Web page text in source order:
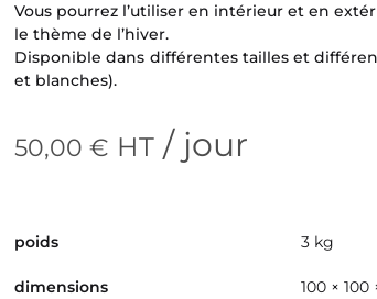
Vous pourrez l’utiliser en intérieur et en
le thème de l’hiver.
Disponible dans différentes tailles et
et blanches).
50,00 € HT / jour
poids 3 kg
dimensions 100 × 100